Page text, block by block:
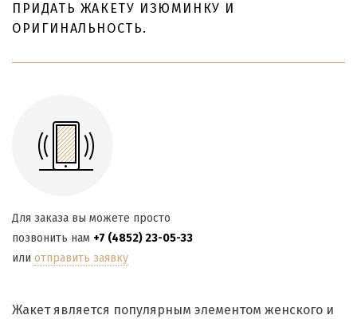
ПРИДАТЬ ЖАКЕТУ ИЗЮМИНКУ И
ОРИГИНАЛЬНОСТЬ.
Для заказа вы можете просто
позвонить нам +7 (4852) 23-05-33
или отправить заявку
Жакет является популярным элементом женского и